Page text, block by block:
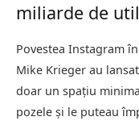
miliarde de
Povestea Instagram
Mike Krieger au
doar un spațiu
pozele și le puteau